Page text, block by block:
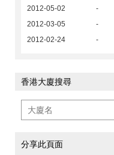
2012-05-02
-
2012-03-05
-
2012-02-24
-
香港大廈搜尋
分享此頁面